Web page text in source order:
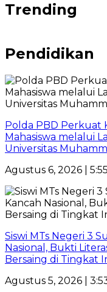
Trending
Pendidikan
Polda PBD Perkuat
Mahasiswa melalui
Universitas
Agustus 6, 2026 |
Siswi MTs Negeri 3
Nasional, Bukti
Bersaing di Tingkat
Agustus 5, 2026 |